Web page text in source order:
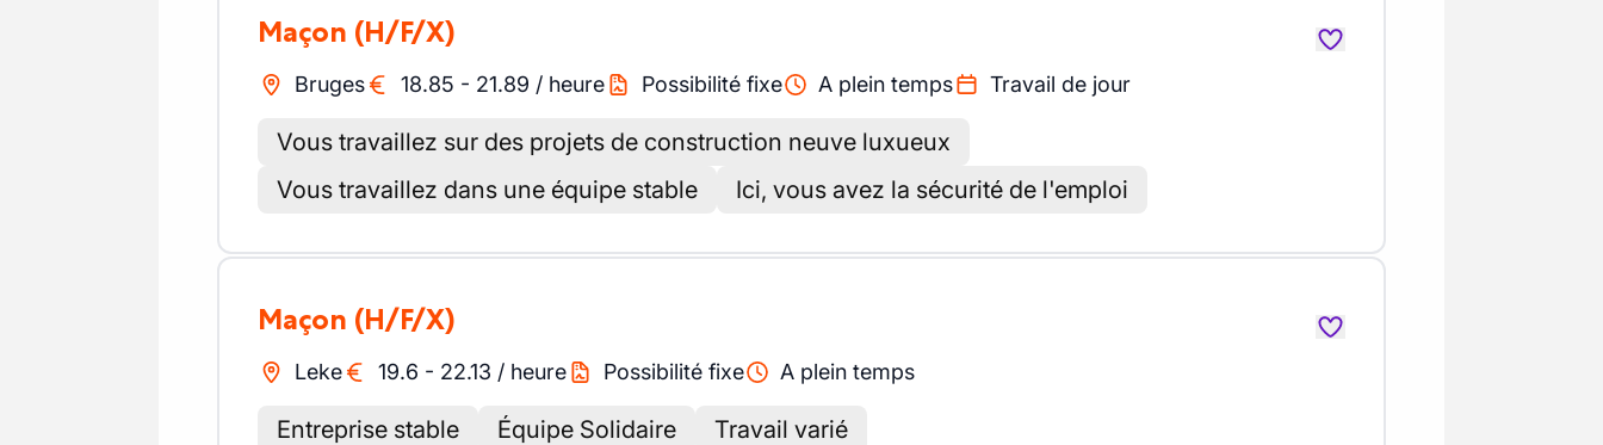
Maçon (H/F/X)
Bruges 18.85 - 21.89 / heure Possibilité fixe A plein temps Travail de jour
Vous travaillez sur des projets de construction neuve luxueux
Vous travaillez dans une équipe stable
Ici, vous avez la sécurité de l'emploi
Maçon (H/F/X)
Leke 19.6 - 22.13 / heure Possibilité fixe A plein temps
Entreprise stable Équipe Solidaire Travail varié